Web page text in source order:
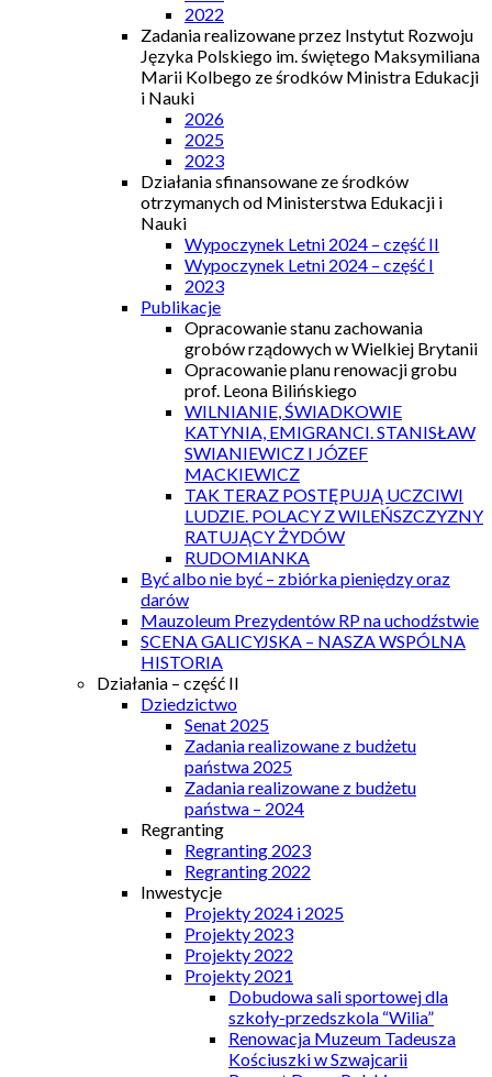
2022
Zadania realizowane przez Instytut Rozwoju
Języka Polskiego im. świętego Maksymiliana
Marii Kolbego ze środków Ministra Edukacji
i Nauki
2026
2025
2023
Działania sfinansowane ze środków
otrzymanych od Ministerstwa Edukacji i
Nauki
Wypoczynek Letni 2024 – część II
Wypoczynek Letni 2024 – część I
2023
Publikacje
Opracowanie stanu zachowania
grobów rządowych w Wielkiej Brytanii
Opracowanie planu renowacji grobu
prof. Leona Bilińskiego
WILNIANIE, ŚWIADKOWIE
KATYNIA, EMIGRANCI. STANISŁAW
SWIANIEWICZ I JÓZEF
MACKIEWICZ
TAK TERAZ POSTĘPUJĄ UCZCIWI
LUDZIE. POLACY Z WILEŃSZCZYZNY
RATUJĄCY ŻYDÓW
RUDOMIANKA
Być albo nie być – zbiórka pieniędzy oraz
darów
Mauzoleum Prezydentów RP na uchodźstwie
SCENA GALICYJSKA – NASZA WSPÓLNA
HISTORIA
Działania – część II
Dziedzictwo
Senat 2025
Zadania realizowane z budżetu
państwa 2025
Zadania realizowane z budżetu
państwa – 2024
Regranting
Regranting 2023
Regranting 2022
Inwestycje
Projekty 2024 i 2025
Projekty 2023
Projekty 2022
Projekty 2021
Dobudowa sali sportowej dla
szkoły-przedszkola “Wilia”
Renowacja Muzeum Tadeusza
Kościuszki w Szwajcarii